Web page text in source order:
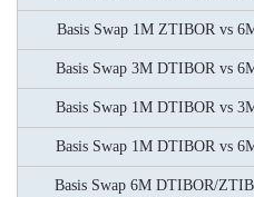
Basis Swap 1M ZTIBOR vs
Basis Swap 3M DTIBOR vs
Basis Swap 1M DTIBOR vs
Basis Swap 1M DTIBOR vs
Basis Swap 6M DTIBOR/